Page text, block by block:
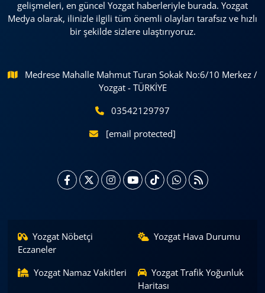
gelişmeleri, en güncel Yozgat haberleriyle burada. Yozgat
Medya olarak, ilinizle ilgili tüm önemli olayları tarafsız ve hızlı
bir şekilde sizlere ulaştırıyoruz.
Medrese Mahalle Mahmut Turan Sokak No:6/10 Merkez /
Yozgat - TÜRKİYE
03542129797
[email protected]
Yozgat Nöbetçi
Eczaneler
Yozgat Hava Durumu
Yozgat Namaz Vakitleri
Yozgat Trafik Yoğunluk
Haritası